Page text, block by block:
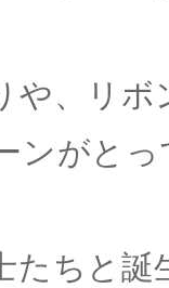
や、リボ
ンがと
たちと誕